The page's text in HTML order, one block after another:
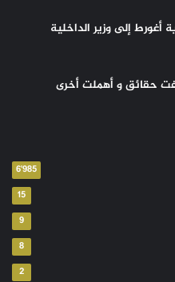
إلى وزير الداخلية
حقائق و أهملت أخرى
6٬985
15
9
8
2